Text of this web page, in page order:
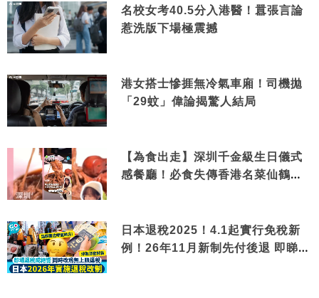
名校女考40.5分入港醫！囂張言論
惹洗版下場極震撼
港女搭士慘捱無冷氣車廂！司機拋
「29蚊」偉論揭驚人結局
【為食出走】深圳千金級生日儀式
感餐廳！必食失傳香港名菜仙鶴神
日本退稅2025！4.1起實行免稅新
例！26年11月新制先付後退 即睇步